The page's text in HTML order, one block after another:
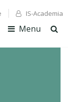
IS-Academia
Menu
la